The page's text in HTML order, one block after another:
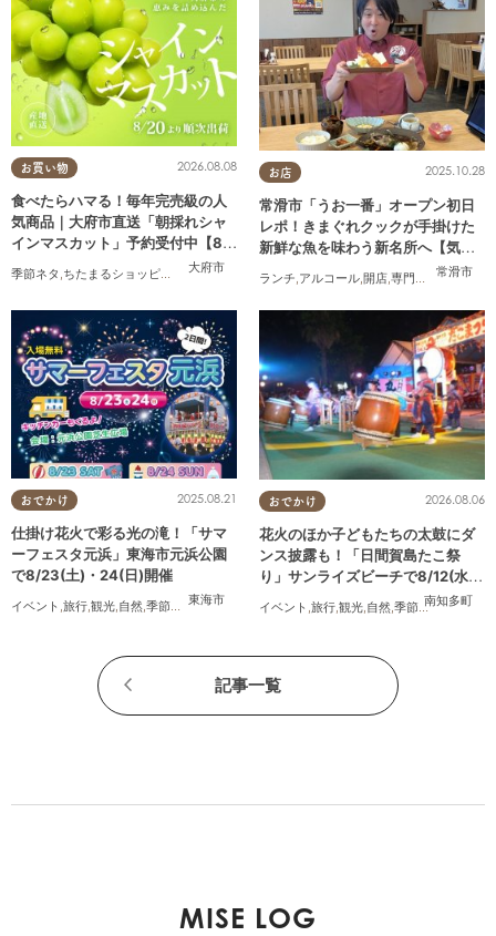
お買い物
大府市
2026.08.08
食べたらハマる！毎年完売級の人
気商品｜大府市直送「朝採れシャ
インマスカット」予約受付中【8/2
0頃より順次配送】／ちたまるショ
ッピング
季節ネタ ,ちたまるショッピング 夫婦 ,家族 トレンド, KURUTOHP
お店
常滑市
2025.10.28
常滑市「うお一番」オープン初日
レポ！きまぐれクックが手掛けた
新鮮な魚を味わう新名所へ【気に
なるリサーチ#31】
ランチ,アルコール,開店,専門店 気になる
おでかけ
東海市
2025.08.21
仕掛け花火で彩る光の滝！「サマ
ーフェスタ元浜」東海市元浜公園
で8/23(土)・24(日)開催
イベント ,旅行,観光,自然,季節ネタ ,花火
おでかけ
南知多町
2026.08.06
花火のほか子どもたちの太鼓にダ
ンス披露も！「日間賀島たこ祭
り」サンライズビーチで8/12(水)
イベント 旅行 観光 自然 季節ネタ ,花火
記事一覧
MISE LOG